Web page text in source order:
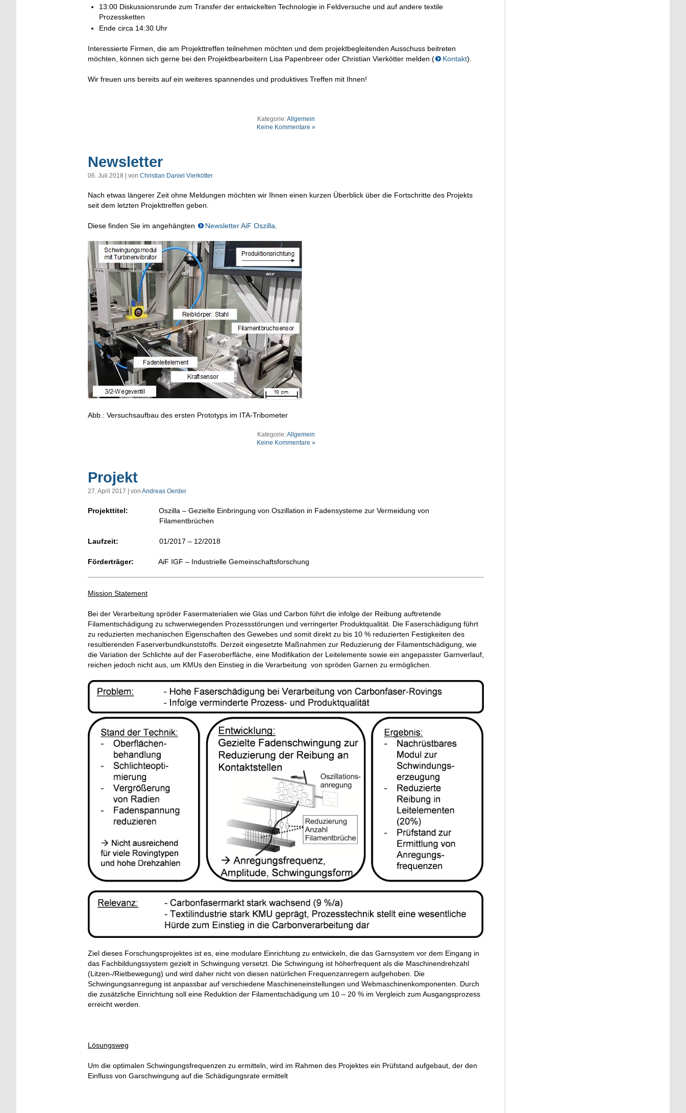
13:00 Diskussionsrunde zum Transfer der entwickelten Technologie in Feldversuche und auf andere textile
Prozessketten
Ende circa 14:30 Uhr
Interessierte Firmen, die am Projekttreffen teilnehmen möchten und dem projektbegleitenden Ausschuss beitreten
möchten, können sich gerne bei den Projektbearbeitern Lisa Papenbreer oder Christian Vierkötter melden (
Kontakt).
Wir freuen uns bereits auf ein weiteres spannendes und produktives Treffen mit Ihnen!
Kategorie:Allgemein
Keine Kommentare »
Newsletter
06. Juli 2018 | von Christian Daniel Vierkötter
Nach etwas längerer Zeit ohne Meldungen möchten wir Ihnen einen kurzen Überblick über die Fortschritte des Projekts
seit dem letzten Projekttreffen geben.
Diese finden Sie im angehängten Newsletter AiF Oszilla
Abb.: Versuchsaufbau des ersten Prototyps im ITA-Tribometer
Kategorie:Allgemein
Keine Kommentare »
Projekt
27. April 2017 | von Andreas Oerder
Projekttitel: Oszilla – Gezielte Einbringung von Oszillation in Fadensysteme zur Vermeidung von
Filamentbrüchen
Laufzeit: 01/2017 – 12/2018
Förderträger: AiF IGF – Industrielle Gemeinschaftsforschung
Mission Statement
Bei der Verarbeitung spröder Fasermaterialien wie Glas und Carbon führt die infolge der Reibung auftretende
Filamentschädigung zu schwerwiegenden Prozessstörungen und verringerter Produktqualität. Die Faserschädigung führt
zu reduzierten mechanischen Eigenschaften des Gewebes und somit direkt zu bis 10 % reduzierten Festigkeiten des
resultierenden Faserverbundkunststoffs. Derzeit eingesetzte Maßnahmen zur Reduzierung der Filamentschädigung, wie
die Variation der Schlichte auf der Faseroberfläche, eine Modifikation der Leitelemente sowie ein angepasster Garnverlauf,
reichen jedoch nicht aus, um KMUs den Einstieg in die Verarbeitung von spröden Garnen zu ermöglichen.
Ziel dieses Forschungsprojektes ist es, eine modulare Einrichtung zu entwickeln, die das Garnsystem vor dem Eingang in
das Fachbildungssystem gezielt in Schwingung versetzt. Die Schwingung ist höherfrequent als die Maschinendrehzahl
(Litzen-/Rietbewegung) und wird daher nicht von diesen natürlichen Frequenzanregern aufgehoben. Die
Schwingungsanregung ist anpassbar auf verschiedene Maschineneinstellungen und Webmaschinenkomponenten. Durch
die zusätzliche Einrichtung soll eine Reduktion der Filamentschädigung um 10 – 20 % im Vergleich zum Ausgangsprozess
erreicht werden.
Lösungsweg
Um die optimalen Schwingungsfrequenzen zu ermitteln, wird im Rahmen des Projektes ein Prüfstand aufgebaut, der den
Einfluss von Garschwingung auf die Schädigungsrate ermittelt